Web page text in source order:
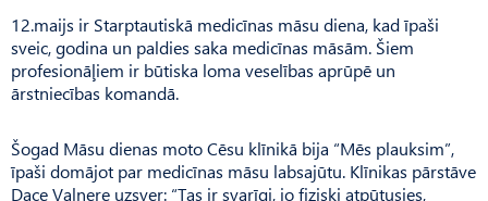
12.maijs ir Starptautiskā medicīnas māsu diena, kad īpaši
sveic, godina un paldies saka medicīnas māsām. Šiem
profesionāļiem ir būtiska loma veselības aprūpē un
ārstniecības komandā.
Šogad Māsu dienas moto Cēsu klīnikā bija “Mēs plauksim”,
īpaši domājot par medicīnas māsu labsajūtu. Klīnikas pārstāve
Dace Valnere uzsver: “Tas ir svarīgi, jo fiziski atpūtusies,